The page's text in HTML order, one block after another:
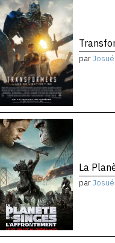
par
La
par